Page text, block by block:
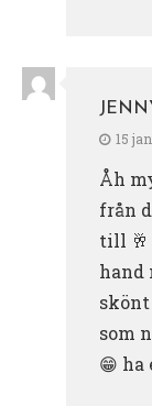
15
Åh
från
till 🥂
hand
som
😁